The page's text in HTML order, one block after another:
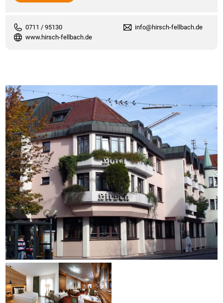
0711 / 95130
info@hirsch-fellbach.de
www.hirsch-fellbach.de